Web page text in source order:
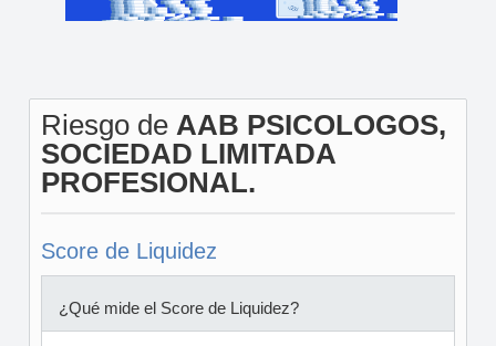
Riesgo de AAB PSICOLOGOS,
SOCIEDAD LIMITADA
PROFESIONAL.
Score de Liquidez
¿Qué mide el Score de Liquidez?